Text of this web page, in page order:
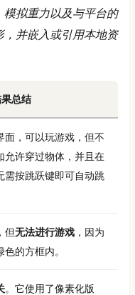
拟重力以及与平台的
，并嵌入或引用本地资
总结
面，可以玩游戏，但不
允许穿过物体，并且在
需按跳跃键即可自动跳
但无法进行游戏 ，因为
的方框内。
。它使用了像素化版